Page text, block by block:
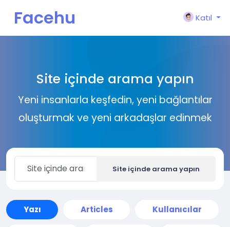
Facehu
Katıl
Site içinde arama yapın
Yeni insanlarla keşfedin, yeni bağlantılar
oluşturmak ve yeni arkadaşlar edinmek
Site içinde arama yapın
Yazı Articles Kullanıcılar